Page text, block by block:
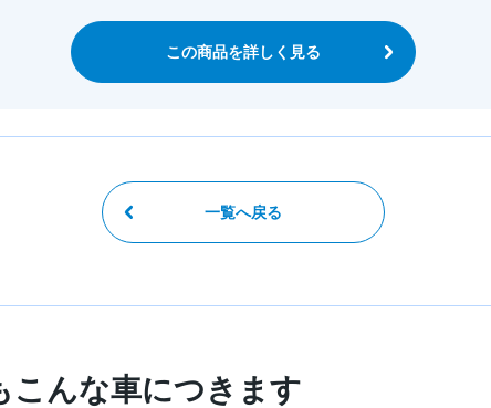
この商品を詳しく見る
一覧へ戻る
こんな車につきます